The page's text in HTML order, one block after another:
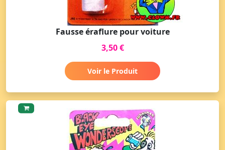
Fausse éraflure pour voiture
3,50 €
Voir le Produit